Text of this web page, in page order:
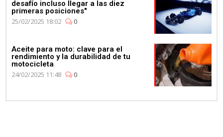
desafío incluso llegar a las diez
primeras posiciones"
25/02/2025 18:02
0
Aceite para moto: clave para el
rendimiento y la durabilidad de tu
motocicleta
24/02/2025 11:48
0